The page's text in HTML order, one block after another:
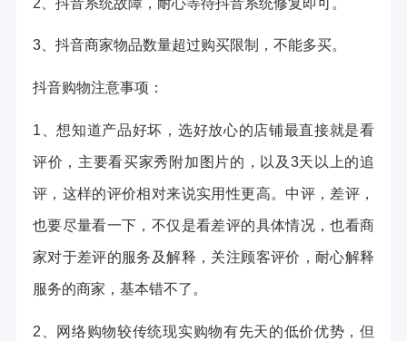
3、抖音商家物品数量超过购买限制，不能多买。
抖音购物注意事项：
1、想知道产品好坏，选好放心的店铺最直接就是看
评价，主要看买家秀附加图片的，以及3天以上的追
评，这样的评价相对来说实用性更高。中评，差评，
也要尽量看一下，不仅是看差评的具体情况，也看商
家对于差评的服务及解释，关注顾客评价，耐心解释
服务的商家，基本错不了。
2、网络购物较传统现实购物有先天的低价优势，但